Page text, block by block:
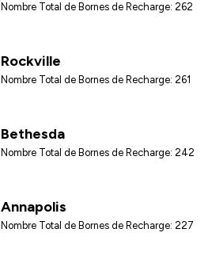
Nombre Total de Bornes de Recharge: 262
Rockville
Nombre Total de Bornes de Recharge: 261
Bethesda
Nombre Total de Bornes de Recharge: 242
Annapolis
Nombre Total de Bornes de Recharge: 227